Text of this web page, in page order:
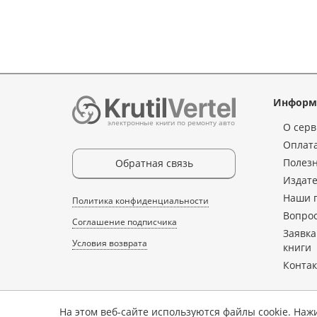
электронные книги по ремонту авто
Обратная связь
Политика конфиденциальности
Соглашение подписчика
Условия возврата
О
Наши
книги
На этом веб-сайте используются файлы cookie.